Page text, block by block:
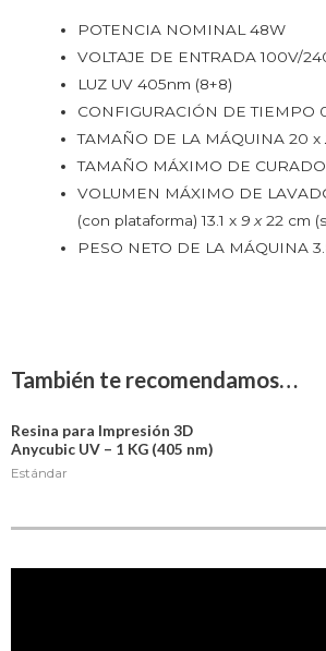
POTENCIA NOMINAL 48W
VOLTAJE DE ENTRADA 100V/
LUZ UV 405nm (8+8)
CONFIGURACIÓN DE TIEMPO
TAMAÑO DE LA MÁQUINA 20 x
TAMAÑO MÁXIMO DE CURADO
VOLUMEN MÁXIMO DE
(con plataforma) 13.1 x9 x22 cm
PESO NETO DE LA MÁQUINA
También te recomendamos…
Resina para Impresión 3D
Anycubic UV – 1 KG (405 nm)
Estándar